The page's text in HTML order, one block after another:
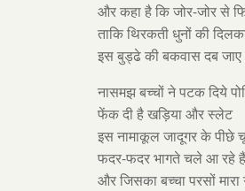
और कहा है कि जोर-जोर से
ताकि थिरकती धुनों की
इस बुड्ढे की बकवास दब जाए
नासमझ बच्चों ने पटक दिये
फेंक दी है खड़िया और स्लेट
इस नामाकूल जादूगर के पीछे
फदर-फदर भागते चले आ रहे हैं
और जिसका बच्चा परसों मारा